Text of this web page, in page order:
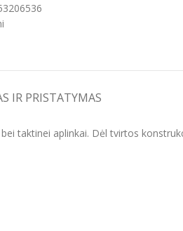
IR PRISTATYMAS
taktinei aplinkai. Dėl tvirtos